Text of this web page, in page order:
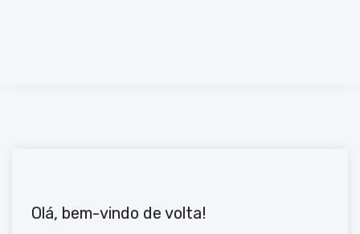
Olá, bem-vindo de volta!